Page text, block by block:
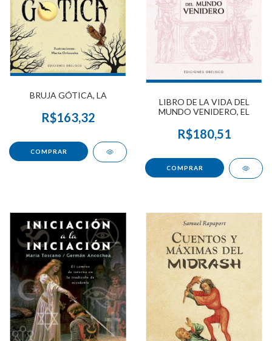
BRUJA GÓTICA, LA
R$163,32
LIBRO DE LA VIDA DEL
MUNDO VENIDERO, EL
R$180,51